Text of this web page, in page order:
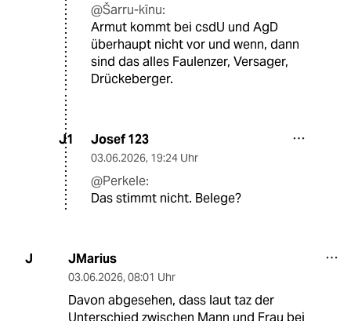
@Šarru-kīnu:
Armut kommt bei csdU und AgD
überhaupt nicht vor und wenn, dann
sind das alles Faulenzer, Versager,
Drückeberger.
J1 Josef 123
03.06.2026, 19:24 Uhr
@Perkele:
Das stimmt nicht. Belege?
J JMarius
03.06.2026, 08:01 Uhr
Davon abgesehen, dass laut taz der
Unterschied zwischen Mann und Frau bei